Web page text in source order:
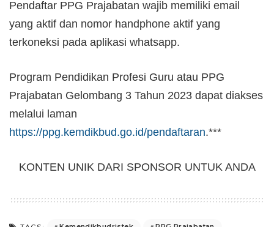
Pendaftar PPG Prajabatan wajib memiliki email
yang aktif dan nomor handphone aktif yang
terkoneksi pada aplikasi whatsapp.
Program Pendidikan Profesi Guru atau PPG
Prajabatan Gelombang 3 Tahun 2023 dapat diakses
melalui laman
https://ppg.kemdikbud.go.id/pendaftaran.***
KONTEN UNIK DARI SPONSOR UNTUK ANDA